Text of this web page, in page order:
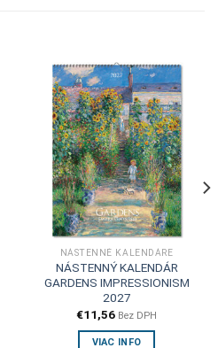
NÁSTENNÉ KALENDÁRE
NÁSTENNÝ KALENDÁR
GARDENS IMPRESSIONISM
2027
€11,56 Bez DPH
VIAC INFO